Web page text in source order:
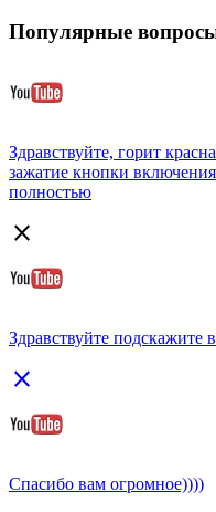
Популярные
Здравствуйте, горит
зажатие кнопки включения
полностью
close
Здравствуйте подскажите
close
Спасибо вам огромное))))